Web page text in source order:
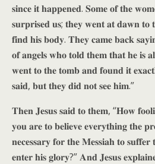
𝐬𝐢𝐧𝐜𝐞 𝐢𝐭 𝐡𝐚𝐩𝐩𝐞𝐧𝐞𝐝. 𝐒𝐨𝐦𝐞 𝐨𝐟 𝐭𝐡𝐞
𝐬𝐮𝐫𝐩𝐫𝐢𝐬𝐞𝐝 𝐮𝐬; 𝐭𝐡𝐞𝐲 𝐰𝐞𝐧𝐭 𝐚𝐭 𝐝𝐚𝐰𝐧 𝐭𝐨
𝐟𝐢𝐧𝐝 𝐡𝐢𝐬 𝐛𝐨𝐝𝐲. 𝐓𝐡𝐞𝐲 𝐜𝐚𝐦𝐞 𝐛𝐚𝐜𝐤
𝐨𝐟 𝐚𝐧𝐠𝐞𝐥𝐬 𝐰𝐡𝐨 𝐭𝐨𝐥𝐝 𝐭𝐡𝐞𝐦 𝐭𝐡𝐚𝐭 𝐡𝐞 𝐢𝐬
𝐰𝐞𝐧𝐭 𝐭𝐨 𝐭𝐡𝐞 𝐭𝐨𝐦𝐛 𝐚𝐧𝐝 𝐟𝐨𝐮𝐧𝐝 𝐢𝐭
𝐬𝐚𝐢𝐝, 𝐛𝐮𝐭 𝐭𝐡𝐞𝐲 𝐝𝐢𝐝 𝐧𝐨𝐭 𝐬𝐞𝐞 𝐡𝐢𝐦.”
𝐓𝐡𝐞𝐧 𝐉𝐞𝐬𝐮𝐬 𝐬𝐚𝐢𝐝 𝐭𝐨 𝐭𝐡𝐞𝐦, “𝐇𝐨𝐰
𝐲𝐨𝐮 𝐚𝐫𝐞 𝐭𝐨 𝐛𝐞𝐥𝐢𝐞𝐯𝐞 𝐞𝐯𝐞𝐫𝐲𝐭𝐡𝐢𝐧𝐠 𝐭𝐡𝐞
𝐧𝐞𝐜𝐞𝐬𝐬𝐚𝐫𝐲 𝐟𝐨𝐫 𝐭𝐡𝐞 𝐌𝐞𝐬𝐬𝐢𝐚𝐡 𝐭𝐨
𝐞𝐧𝐭𝐞𝐫 𝐡𝐢𝐬 𝐠𝐥𝐨𝐫𝐲?” 𝐀𝐧𝐝 𝐉𝐞𝐬𝐮𝐬